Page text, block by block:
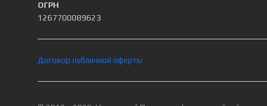
ОГРН
1267700089623
Договор публичной оферты